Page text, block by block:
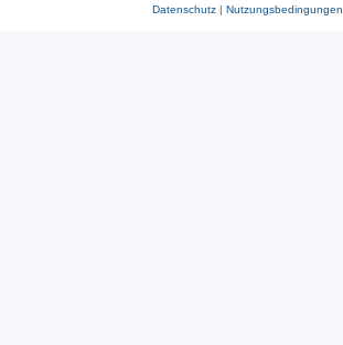
Datenschutz| Nutzungsbedingungen